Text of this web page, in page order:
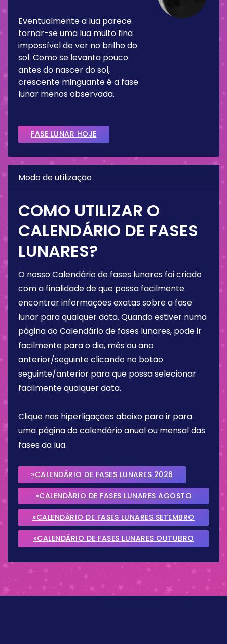
Eventualmente a lua parece
tornar-se uma lua muito fina
impossível de ver no brilho do
sol. Como se levanta pouco
antes do nascer do sol,
crescente minguante é a fase
lunar menos observada.
FASE LUNAR HOJE
Modo de utilização
COMO UTILIZAR O
CALENDÁRIO DE FASES
LUNARES?
O nosso Calendário de fases lunares foi criado
com a finalidade de que possa facilmente
encontrar informações exatas sobre a fase
lunar para qualquer data. Quando estiver numa
página do Calendário de fases lunares, pode ir
facilmente para o dia, mês ou ano
anterior/seguinte clicando no botão
seguinte/anterior para que possa selecionar
facilmente qualquer data.
Clique nas hiperligações abaixo para ir para
uma página do calendário anual ou mensal das
fases da lua.
»CALENDÁRIO DE FASES LUNARES 2026
»CALENDÁRIO DE FASES LUNARES AGOSTO
2026
»CALENDÁRIO DE FASES LUNARES SETEMBRO
2026
»CALENDÁRIO DE FASES LUNARES OUTUBRO